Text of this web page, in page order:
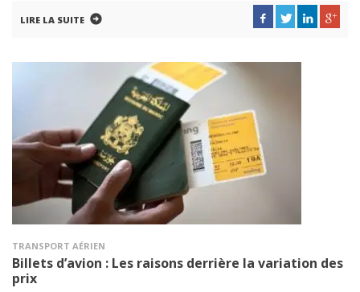
LIRE LA SUITE
TRANSPORT AÉRIEN
Billets d’avion : Les raisons derrière la variation des
prix